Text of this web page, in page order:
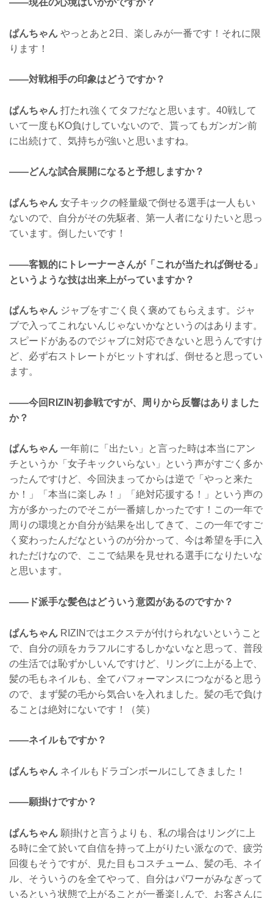
——現在の心境はいかがですか？
ぱんちゃん やっとあと2日、楽しみが一番です！それに限
ります！
——対戦相手の印象はどうですか？
ぱんちゃん 打たれ強くてタフだなと思います。40戦して
いて一度もKO負けしていないので、貰ってもガンガン前
に出続けて、気持ちが強いと思いますね。
——どんな試合展開になると予想しますか？
ぱんちゃん 女子キックの軽量級で倒せる選手は一人もい
ないので、自分がその先駆者、第一人者になりたいと思っ
ています。倒したいです！
——客観的にトレーナーさんが「これが当たれば倒せる」
というような技は出来上がっていますか？
ぱんちゃん ジャブをすごく良く褒めてもらえます。ジャ
ブで入ってこれないんじゃないかなというのはあります。
スピードがあるのでジャブに対応できないと思うんですけ
ど、必ず右ストレートがヒットすれば、倒せると思ってい
ます。
——今回RIZIN初参戦ですが、周りから反響はありました
か？
ぱんちゃん 一年前に「出たい」と言った時は本当にアン
チというか「女子キックいらない」という声がすごく多か
ったんですけど、今回決まってからは逆で「やっと来た
か！」「本当に楽しみ！」「絶対応援する！」という声の
方が多かったのでそこが一番嬉しかったです！この一年で
周りの環境とか自分が結果を出してきて、この一年ですご
く変わったんだなというのが分かって、今は希望を手に入
れただけなので、ここで結果を見せれる選手になりたいな
と思います。
——ド派手な髪色はどういう意図があるのですか？
ぱんちゃん RIZINではエクステが付けられないということ
で、自分の頭をカラフルにするしかないなと思って、普段
の生活では恥ずかしいんですけど、リングに上がる上で、
髪の毛もネイルも、全てパフォーマンスにつながると思う
ので、まず髪の毛から気合いを入れました。髪の毛で負け
ることは絶対にないです！（笑）
——ネイルもですか？
ぱんちゃん ネイルもドラゴンボールにしてきました！
——願掛けですか？
ぱんちゃん 願掛けと言うよりも、私の場合はリングに上
る時に全て於いて自信を持って上がりたい派なので、疲労
回復もそうですが、見た目もコスチューム、髪の毛、ネイ
ル、そういうのを全てやって、自分はパワーがみなぎって
いるという状態で上がることが一番楽しんで、お客さんに